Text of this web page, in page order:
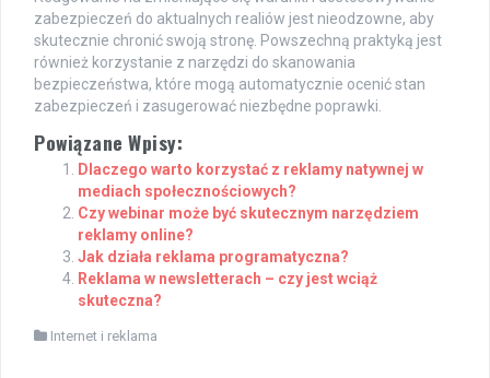
zabezpieczeń do aktualnych realiów jest nieodzowne, aby
skutecznie chronić swoją stronę. Powszechną praktyką jest
również korzystanie z narzędzi do skanowania
bezpieczeństwa, które mogą automatycznie ocenić stan
zabezpieczeń i zasugerować niezbędne poprawki.
Powiązane Wpisy:
Dlaczego warto korzystać z reklamy natywnej w
mediach społecznościowych?
Czy webinar może być skutecznym narzędziem
reklamy online?
Jak działa reklama programatyczna?
Reklama w newsletterach – czy jest wciąż
skuteczna?
Internet i reklama